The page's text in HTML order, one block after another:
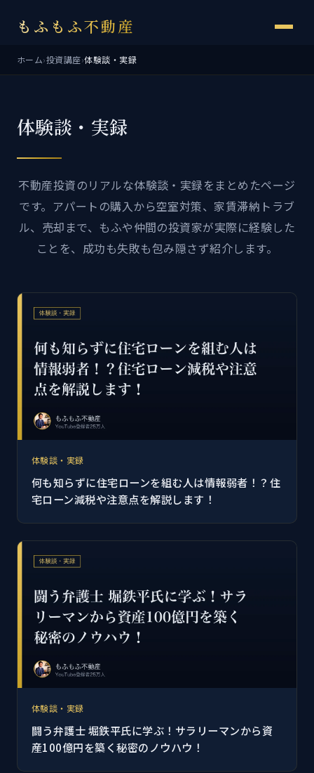
もふもふ不動産
ホーム›投資講座›体験談・実録
体験談・実録
不動産投資のリアルな体験談・実録をまとめたページ
です。アパートの購入から空室対策、家賃滞納トラブ
ル、売却まで、もふや仲間の投資家が実際に経験した
ことを、成功も失敗も包み隠さず紹介します。
体験談・実録
何も知らずに住宅ローンを組む人は情報弱者！？住
宅ローン減税や注意点を解説します！
体験談・実録
闘う弁護士 堀鉄平氏に学ぶ！サラリーマンから資
産100億円を築く秘密のノウハウ！